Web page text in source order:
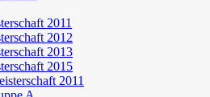
2011
2012
2013
2015
2011